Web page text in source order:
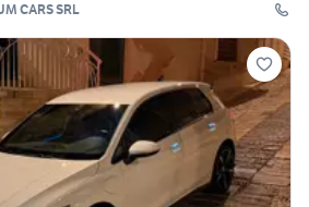
CARS SRL